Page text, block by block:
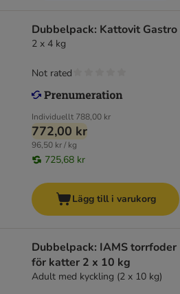
Dubbelpack: Kattovit Gastro
2 x 4 kg
Individuellt 788,00 kr
772,00 kr
96,50 kr / kg
725,68 kr
Not rated
Lägg till i varukorg
Dubbelpack: IAMS torrfoder
för katter 2 x 10 kg
Adult med kyckling (2 x 10 kg)